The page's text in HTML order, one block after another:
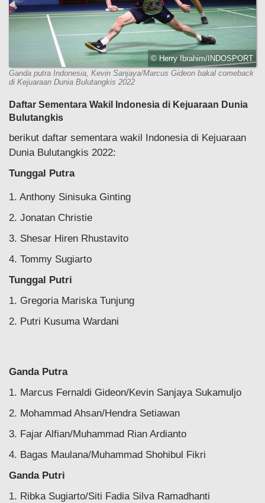
© Herry Ibrahim/INDOSPORT
Ganda putra Indonesia, Kevin Sanjaya/Marcus Gideon bakal comeback
di Kejuaraan Dunia Bulutangkis 2022
Daftar Sementara Wakil Indonesia di Kejuaraan Dunia
Bulutangkis
berikut daftar sementara wakil Indonesia di Kejuaraan
Dunia Bulutangkis 2022:
Tunggal Putra
1. Anthony Sinisuka Ginting
2. Jonatan Christie
3. Shesar Hiren Rhustavito
4. Tommy Sugiarto
Tunggal Putri
1. Gregoria Mariska Tunjung
2. Putri Kusuma Wardani
Ganda Putra
1. Marcus Fernaldi Gideon/Kevin Sanjaya Sukamuljo
2. Mohammad Ahsan/Hendra Setiawan
3. Fajar Alfian/Muhammad Rian Ardianto
4. Bagas Maulana/Muhammad Shohibul Fikri
Ganda Putri
1. Ribka Sugiarto/Siti Fadia Silva Ramadhanti